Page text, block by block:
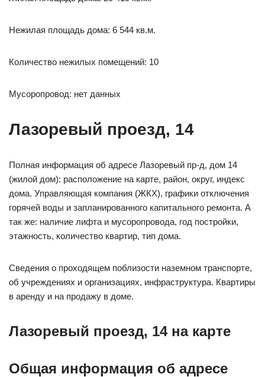
Нежилая площадь дома: 6 544 кв.м.
Количество нежилых помещений: 10
Мусоропровод: нет данных
Лазоревый проезд, 14
Полная информация об адресе Лазоревый пр-д, дом 14
(жилой дом): расположение на карте, район, округ, индекс
дома. Управляющая компания (ЖКХ), графики отключения
горячей воды и запланированного капитального ремонта. А
так же: наличие лифта и мусоропровода, год постройки,
этажность, количество квартир, тип дома.
Сведения о проходящем поблизости наземном транспорте,
об учреждениях и организациях, инфраструктура. Квартиры
в аренду и на продажу в доме.
Лазоревый проезд, 14 на карте
Общая информация об адресе